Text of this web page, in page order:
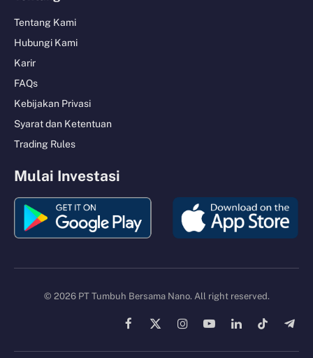
Tentang Kami
Hubungi Kami
Karir
FAQs
Kebijakan Privasi
Syarat dan Ketentuan
Trading Rules
Mulai Investasi
© 2026 PT Tumbuh Bersama Nano. All right reserved.
Facebook
X
InstagramYouTubeLinkedInTikTok